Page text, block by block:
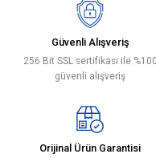
Ürün resmi kalitesiz, bozuk
Ürün açıklamasında eksik
Ürün bilgilerinde hatalar
Ürün fiyatı diğer sitelerden
36,00 ₺
Sepete Ekle
Güvenli Alışveriş
256 Bit SSL sertifikası ile %100
güvenli alışveriş
Orijinal Ürün Garantisi